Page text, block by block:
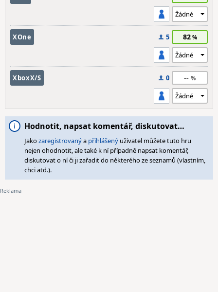
XOne 5 82
XboxX/S 0 --
Hodnotit, napsat komentář, diskutovat…
Jakozaregistrovanýa přihlášený uživatel můžete tuto hru
nejen ohodnotit, ale také k ní případně napsat komentář,
diskutovat o ní či ji zařadit do některého ze seznamů (vlastním,
chci atd.).